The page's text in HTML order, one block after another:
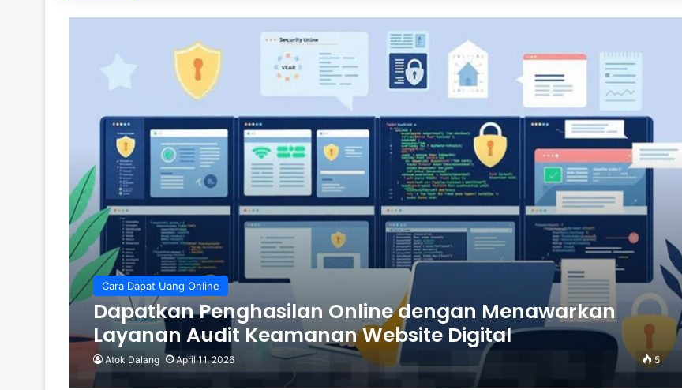
Cara Dapat Uang Online
Dapatkan Penghasilan Online dengan Menawarkan
Layanan Audit Keamanan Website Digital
Atok Dalang April 11, 2026 5